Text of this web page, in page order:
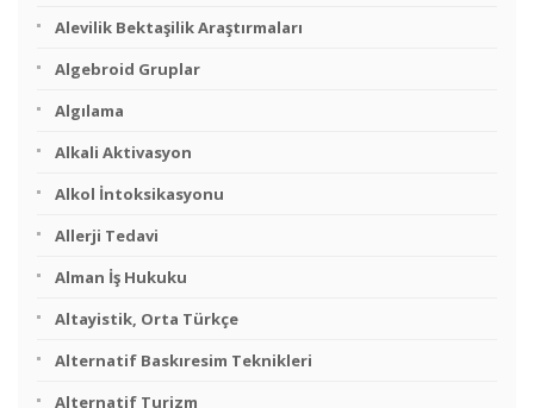
Alevilik Bektaşilik Araştırmaları
Algebroid Gruplar
Algılama
Alkali Aktivasyon
Alkol İntoksikasyonu
Allerji Tedavi
Alman İş Hukuku
Altayistik, Orta Türkçe
Alternatif Baskıresim Teknikleri
Alternatif Turizm